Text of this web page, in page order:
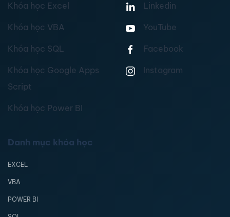
Khóa học Excel
Khóa học VBA
Khóa học SQL
Khóa học Google Apps
Script
Khóa học Power BI
Linkedin
YouTube
Facebook
Instagram
Danh mục khóa học
EXCEL
VBA
POWER BI